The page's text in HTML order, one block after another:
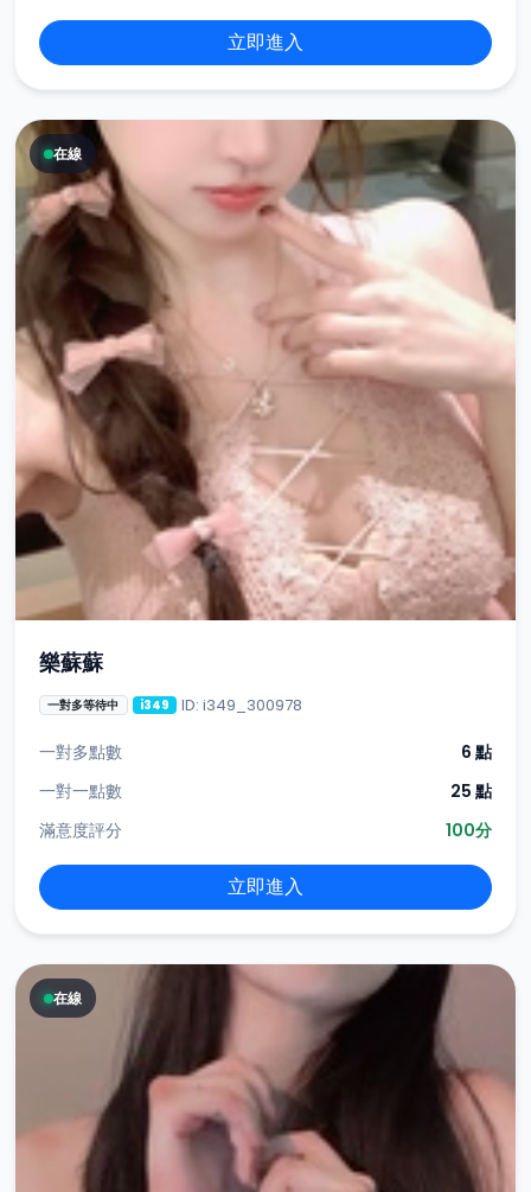
立即進入
在線
樂蘇蘇
一對多等待中 i349 ID: i349_300978
一對多點數
6 點
一對一點數
25 點
滿意度評分
100分
立即進入
在線